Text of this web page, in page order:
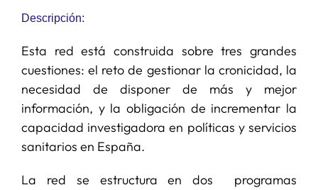
Descripción:
Esta red está construida sobre tres grandes
cuestiones: el reto de gestionar la cronicidad, la
necesidad de disponer de más y mejor
información, y la obligación de incrementar la
capacidad investigadora en políticas y servicios
sanitarios en España.
La red se estructura en dos programas